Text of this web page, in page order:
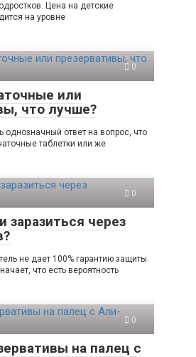
Цена на детские
на уровне
0
или
что лучше?
однозначный ответ на вопрос, что
таблетки или же
0
заразиться через
не дает 100% гарантию защиты.
что есть вероятность
0
на палец с